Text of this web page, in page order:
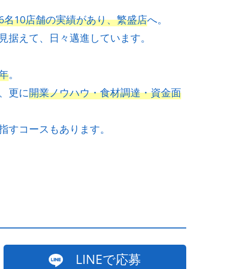
名10店舗の実績があり、繁盛店へ。
えて、日々邁進しています。
。
更に開業ノウハウ・食材調達・資金面
すコースもあります。
LINEで応募